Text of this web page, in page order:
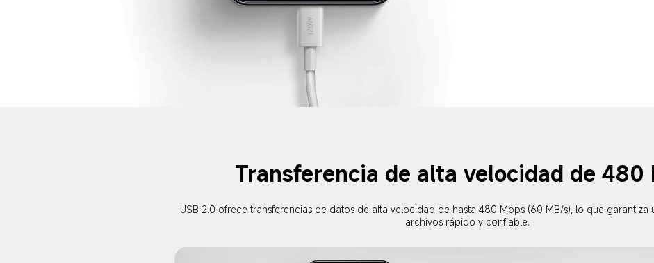
Transferencia de alta velocidad de 480
USB 2.0 ofrece transferencias de datos de alta velocidad de hasta 480 Mbps (60 MB/s), lo que
archivos rápido y confiable.